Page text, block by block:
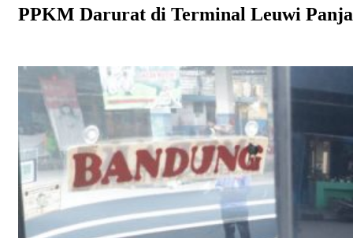
PPKM Darurat di Terminal Leuwi